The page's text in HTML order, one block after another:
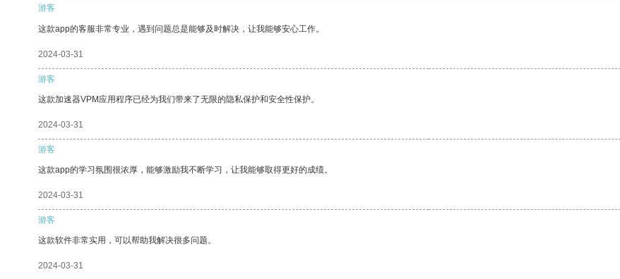
游客
这款app的客服非常专业，遇到问题总是能够及时解决，让我能够安心工作。
2024-03-31
游客
这款加速器VPM应用程序已经为我们带来了无限的隐私保护和安全性保护。
2024-03-31
游客
这款app的学习氛围很浓厚，能够激励我不断学习，让我能够取得更好的成绩。
2024-03-31
游客
这款软件非常实用，可以帮助我解决很多问题。
2024-03-31